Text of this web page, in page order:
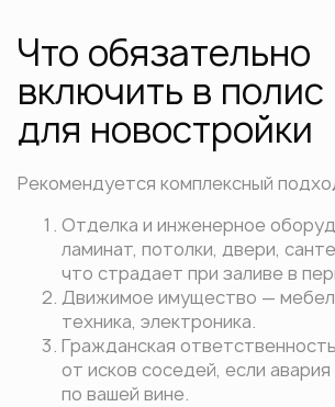
Что обязательно
включить в полис
для новостройки
Рекомендуется комплексный
Отделка и инженерное
ламинат, потолки, двери,
что страдает при заливе в
Движимое имущество —
техника, электроника.
Гражданская
от исков соседей, если
по вашей вине.